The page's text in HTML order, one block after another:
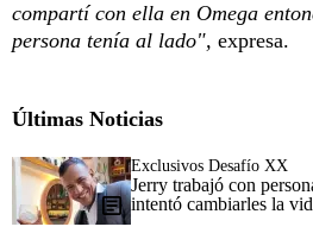
compartí con ella en Omega
persona tenía al lado", expresa.
Últimas Noticias
Exclusivos Desafío XX
Jerry trabajó con
intentó cambiarles la